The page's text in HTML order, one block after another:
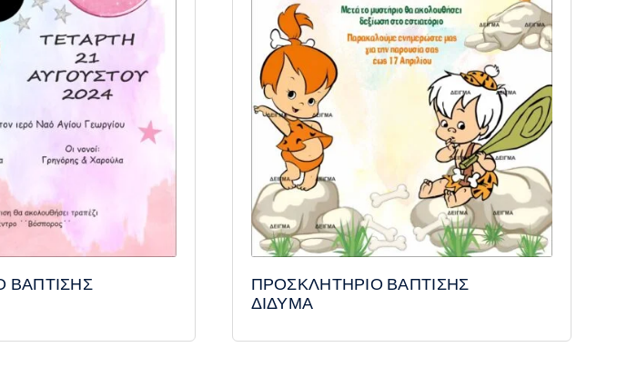
ΒΑΠΤΙΣΗΣ
ΠΡΟΣΚΛΗΤΗΡΙΟ ΒΑΠΤΙΣΗΣ
ΔΙΔΥΜΑ